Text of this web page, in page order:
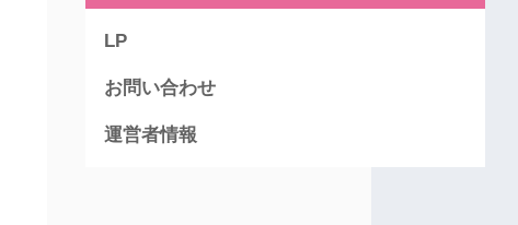
LP
お問い合わせ
運営者情報